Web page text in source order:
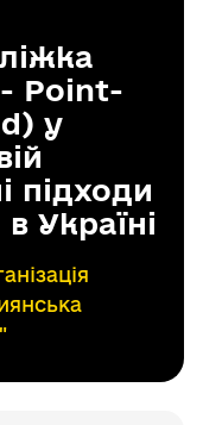
- Point-
у
підходи
Україні